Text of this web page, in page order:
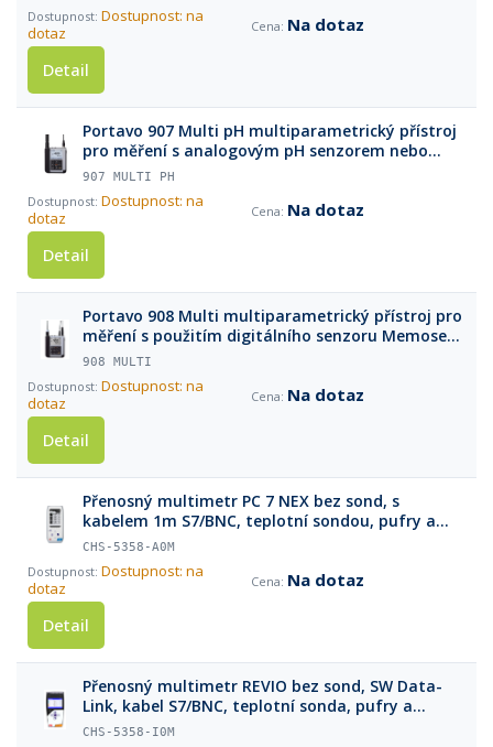
Dostupnost: na
dotaz
Na dotaz
Detail
Portavo 907 Multi pH multiparametrický přístroj
pro měření s analogovým pH senzorem nebo
digitálním senzorem Memosens pro pH, vodivost
kabelu)
907 MULTI PH
Dostupnost: na
dotaz
Na dotaz
Detail
Portavo 908 Multi multiparametrický přístroj pro
měření s použitím digitálního senzoru Memosens
pro pH/ORP, vodivost nebo rozpuštěný kyslík
USB adaptéru pr
908 MULTI
Dostupnost: na
dotaz
Na dotaz
Detail
Přenosný multimetr PC 7 NEX bez sond, s
kabelem 1m S7/BNC, teplotní sondou, pufry a
příslušenstvím v kufříku
CHS-5358-A0M
Dostupnost: na
dotaz
Na dotaz
Detail
Přenosný multimetr REVIO bez sond, SW Data-
Link, kabel S7/BNC, teplotní sonda, pufry a
příslušenství v kufříku
CHS-5358-I0M